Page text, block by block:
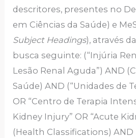
descritores, presentes no
em Ciências da Saúde) e
Subject Headings), através
busca seguinte: (“Injúria
Lesão Renal Aguda”) AND
Saúde) AND (“Unidades de
OR “Centro de Terapia
Kidney Injury” OR “Acute
(Health Classifications) AND